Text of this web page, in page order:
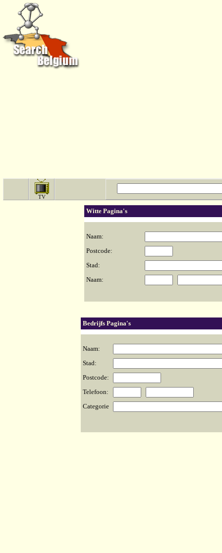
TV
Witte Pagina's
Naam:
Postcode:
Stad:
Naam:
Bedrijfs Pagina's
Naam:
Stad:
Postcode:
Telefoon:
Categorie